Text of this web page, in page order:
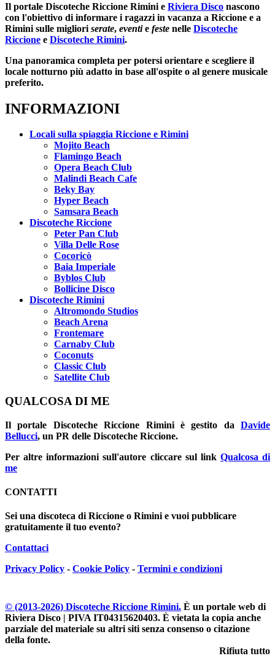
Il portale Discoteche Riccione Rimini e Riviera Disco nascono
con l'obiettivo di informare i ragazzi in vacanza a Riccione e a
Rimini sulle migliori serate, eventie feste nelle Discoteche
Riccione e Discoteche Rimini.
Una panoramica completa per potersi orientare e scegliere il
locale notturno più adatto in base all'ospite o al genere musicale
preferito.
INFORMAZIONI
Locali sulla spiaggia Riccione e Rimini
Mojito Beach
Flamingo Beach
Opera Beach Club
Malindi Beach Cafe
Beky Bay
Hyper Beach
Samsara Beach
Discoteche Riccione
Peter Pan Club
Villa Delle Rose
Cocoricò
Baia Imperiale
Byblos Club
Bollicine Disco
Discoteche Rimini
Altromondo Studios
Beach Arena
Frontemare
Carnaby Club
Coconuts
Classic Club
Satellite Club
QUALCOSA DI ME
Il portale Discoteche Riccione Riminiè gestito da Davide
Bellucci, un PR delle Discoteche Riccione.
Per altre informazioni sull'autore cliccare sul link Qualcosa di
me
CONTATTI
Sei una discoteca di Riccione o Rimini e vuoi pubblicare
gratuitamente il tuo evento?
Contattaci
Privacy Policy - Cookie Policy - Termini e condizioni
© (2013-2026) Discoteche Riccione Rimini. È un portale web di
Riviera Disco | PIVA IT04315620403. È vietata la copia anche
parziale del materiale su altri siti senza consenso o citazione
della fonte.
Rifiuta tutto